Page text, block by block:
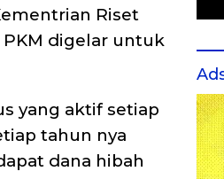
Riset
digelar untuk
yang aktif setiap
tahun nya
dana hibah